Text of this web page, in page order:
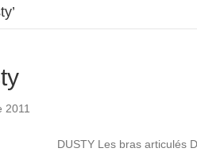
2011
DUSTY Les bras articulés